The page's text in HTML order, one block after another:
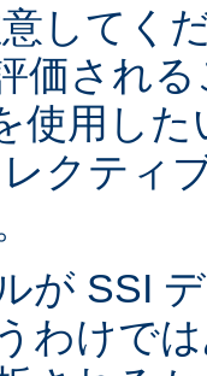
してく
価され
使用し
クティ
が SSI
わけで